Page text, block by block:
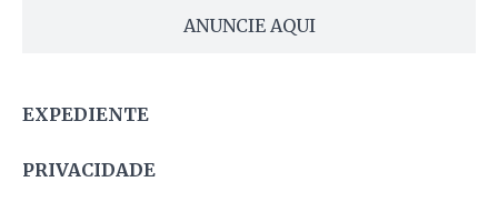
ANUNCIE AQUI
EXPEDIENTE
PRIVACIDADE